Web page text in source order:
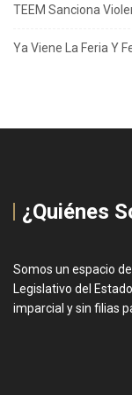
TEEM Sanciona
Ya Viene La Feria Y
¿Quiénes
Somos un espacio
Legislativo del
imparcial y sin filias